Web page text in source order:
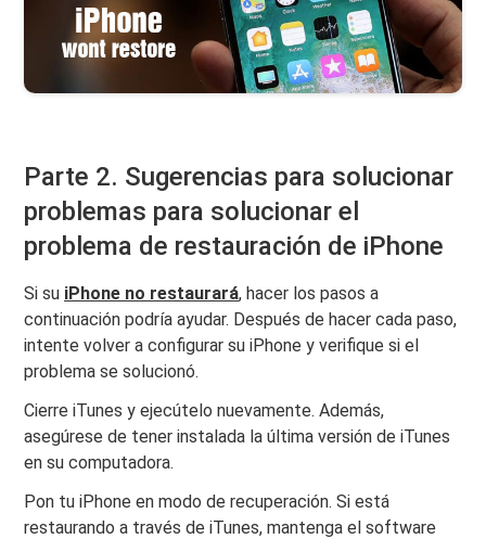
Parte 2. Sugerencias para solucionar
problemas para solucionar el
problema de restauración de iPhone
Si su iPhone no restaurará, hacer los pasos a
continuación podría ayudar. Después de hacer cada paso,
intente volver a configurar su iPhone y verifique si el
problema se solucionó.
Cierre iTunes y ejecútelo nuevamente. Además,
asegúrese de tener instalada la última versión de iTunes
en su computadora.
Pon tu iPhone en modo de recuperación. Si está
restaurando a través de iTunes, mantenga el software